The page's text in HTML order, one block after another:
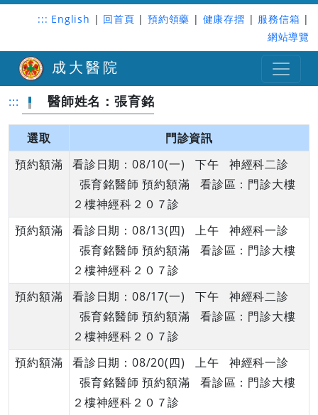
::: English | 回首頁 | 預約領藥 | 健康存摺 | 服務信箱 |
網站導覽
成大醫院
::: 醫師姓名：張育銘
選取
門診資訊
預約額滿
看診日期：08/10(一) 下午 神經科二診
張育銘醫師 預約額滿 看診區：門診大樓
２樓神經科２０７診
預約額滿
看診日期：08/13(四) 上午 神經科一診
張育銘醫師 預約額滿 看診區：門診大樓
２樓神經科２０７診
預約額滿
看診日期：08/17(一) 下午 神經科二診
張育銘醫師 預約額滿 看診區：門診大樓
２樓神經科２０７診
預約額滿
看診日期：08/20(四) 上午 神經科一診
張育銘醫師 預約額滿 看診區：門診大樓
２樓神經科２０７診